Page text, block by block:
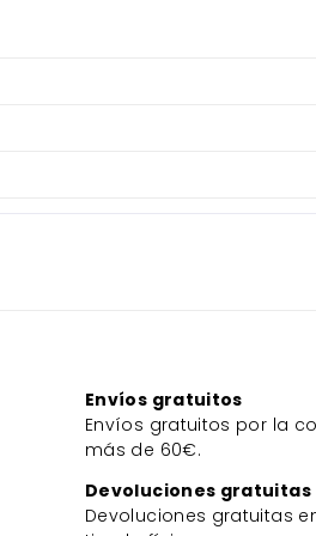
Envíos gratuitos
Envíos gratuitos por la
más de 60€.
Devoluciones gratuitas
Devoluciones gratuitas